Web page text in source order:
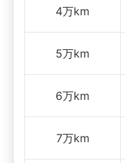
4万km
5万km
6万km
7万km